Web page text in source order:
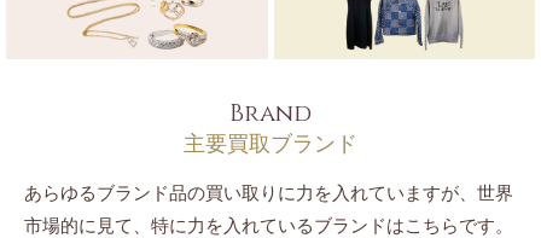
Brand
主要買取ブランド
あらゆるブランド品の買い取りに力を入れていますが、世界
市場的に見て、特に力を入れているブランドはこちらです。